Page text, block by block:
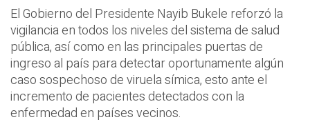
El Gobierno del Presidente Nayib Bukele reforzó la
vigilancia en todos los niveles del sistema de salud
pública, así como en las principales puertas de
ingreso al país para detectar oportunamente algún
caso sospechoso de viruela símica, esto ante el
incremento de pacientes detectados con la
enfermedad en países vecinos.